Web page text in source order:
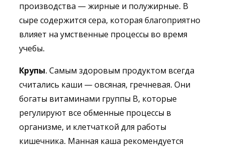
производства — жирные и полужирные. В
сыре содержится сера, которая благоприятно
влияет на умственные процессы во время
учебы.
Крупы. Самым здоровым продуктом всегда
считались каши — овсяная, гречневая. Они
богаты витаминами группы В, которые
регулируют все обменные процессы в
организме, и клетчаткой для работы
кишечника. Манная каша рекомендуется